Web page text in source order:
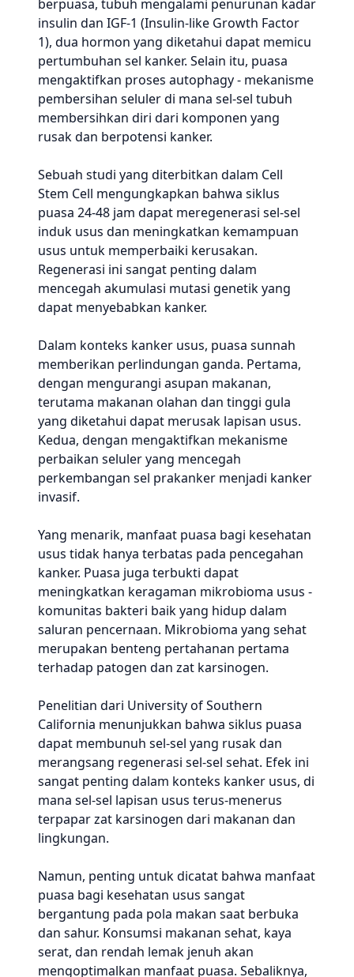
berpuasa, tubuh mengalami penurunan kadar
insulin dan IGF-1 (Insulin-like Growth Factor
1), dua hormon yang diketahui dapat memicu
pertumbuhan sel kanker. Selain itu, puasa
mengaktifkan proses autophagy - mekanisme
pembersihan seluler di mana sel-sel tubuh
membersihkan diri dari komponen yang
rusak dan berpotensi kanker.
Sebuah studi yang diterbitkan dalam Cell
Stem Cell mengungkapkan bahwa siklus
puasa 24-48 jam dapat meregenerasi sel-sel
induk usus dan meningkatkan kemampuan
usus untuk memperbaiki kerusakan.
Regenerasi ini sangat penting dalam
mencegah akumulasi mutasi genetik yang
dapat menyebabkan kanker.
Dalam konteks kanker usus, puasa sunnah
memberikan perlindungan ganda. Pertama,
dengan mengurangi asupan makanan,
terutama makanan olahan dan tinggi gula
yang diketahui dapat merusak lapisan usus.
Kedua, dengan mengaktifkan mekanisme
perbaikan seluler yang mencegah
perkembangan sel prakanker menjadi kanker
invasif.
Yang menarik, manfaat puasa bagi kesehatan
usus tidak hanya terbatas pada pencegahan
kanker. Puasa juga terbukti dapat
meningkatkan keragaman mikrobioma usus -
komunitas bakteri baik yang hidup dalam
saluran pencernaan. Mikrobioma yang sehat
merupakan benteng pertahanan pertama
terhadap patogen dan zat karsinogen.
Penelitian dari University of Southern
California menunjukkan bahwa siklus puasa
dapat membunuh sel-sel yang rusak dan
merangsang regenerasi sel-sel sehat. Efek ini
sangat penting dalam konteks kanker usus, di
mana sel-sel lapisan usus terus-menerus
terpapar zat karsinogen dari makanan dan
lingkungan.
Namun, penting untuk dicatat bahwa manfaat
puasa bagi kesehatan usus sangat
bergantung pada pola makan saat berbuka
dan sahur. Konsumsi makanan sehat, kaya
serat, dan rendah lemak jenuh akan
mengoptimalkan manfaat puasa. Sebaliknya,